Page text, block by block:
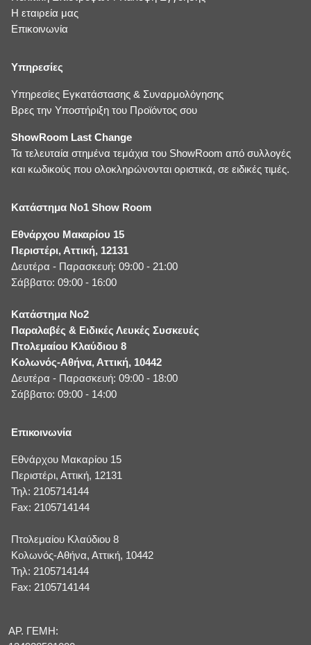
Η εταιρεία μας
Επικοινωνία
Υπηρεσίες
Υπηρεσίες Εγκατάστασης & Συναρμολόγησης
Βρες την Υποστήριξη του Προϊόντος σου
ShowRoom Last Change
Τα τελευταία στημένα τεμάχια του ShowRoom από συλλογές
και κωδικούς που ολοκληρώνονται οριστικά, σε ειδικές τιμές.
Κατάστημα No1 Show Room
Εθνάρχου Μακαρίου 15
Περιστέρι, Αττική, 12131
Δευτέρα - Παρασκευή: 09:00 - 21:00
Σάββατο: 09:00 - 16:00
Κατάστημα No2
Παραλαβές & Ειδικές Λευκές Συσκευές
Πτολεμαίου Κλαύδιου 8
Κολωνός-Αθήνα, Αττική, 10442
Δευτέρα - Παρασκευή: 09:00 - 18:00
Σάββατο: 09:00 - 14:00
Επικοινωνία
Εθνάρχου Μακαρίου 15
Περιστέρι, Αττική, 12131
Τηλ: 2105714144
Fax: 2105714144
Πτολεμαίου Κλαύδιου 8
Κολωνός-Αθήνα, Αττική, 10442
Τηλ: 2105714144
Fax: 2105714144
ΑΡ. ΓΕΜΗ: